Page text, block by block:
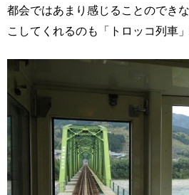
都会ではあまり感じることのでき
こしてくれるのも「トロッコ列車